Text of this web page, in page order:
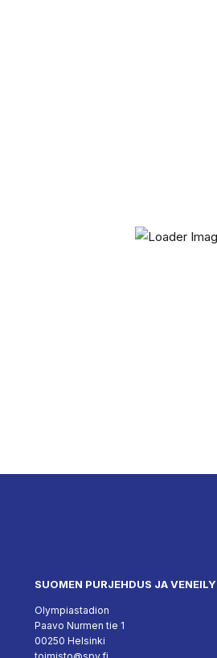
SUOMEN PURJEHDUS JA VENEILY
Olympiastadion
Paavo Nurmen tie 1
00250 Helsinki